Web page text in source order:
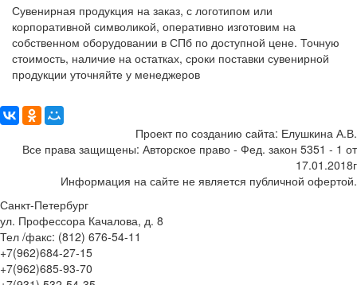
Сувенирная продукция на заказ, с логотипом или
корпоративной символикой, оперативно изготовим на
собственном оборудовании в СПб по доступной цене. Точную
стоимость, наличие на остатках, сроки поставки сувенирной
продукции уточняйте у менеджеров
Проект по созданию сайта: Елушкина А.В.
Все права защищены: Авторское право - Фед. закон 5351 - 1 от
17.01.2018г
Информация на сайте не является публичной офертой.
Санкт-Петербург
ул. Профессора Качалова, д. 8
Тел /факс: (812) 676-54-11
+7(962)684-27-15
+7(962)685-93-70